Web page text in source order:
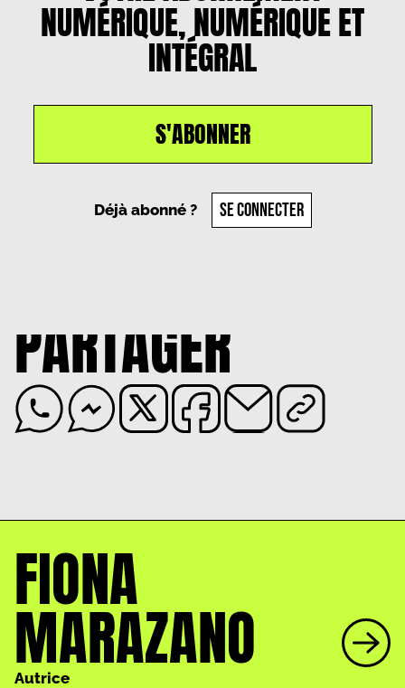
NUMÉRIQUE, NUMÉRIQUE ET
INTÉGRAL
S'ABONNER
Déjà abonné ? SE CONNECTER
PARTAGER
FIONA
MARAZANO
Autrice